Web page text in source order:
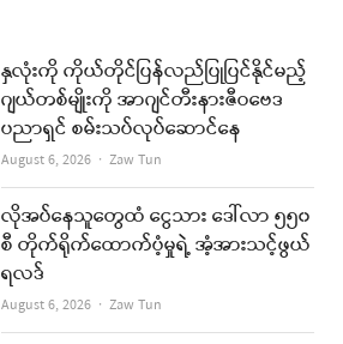
t
u
b
e
i
l
နှလုံးကို ကိုယ်တိုင်ပြန်လည်ပြုပြင်နိုင်မည့်
ဂျယ်တစ်မျိုးကို အာဂျင်တီးနားဇီဝဗေဒ
ပညာရှင် စမ်းသပ်လုပ်ဆောင်နေ
August 6, 2026 Author
Zaw Tun
လိုအပ်နေသူတွေထံ ငွေသား ဒေါ်လာ ၅၅၀
စီ တိုက်ရိုက်ထောက်ပံ့မှုရဲ့ အံ့အားသင့်ဖွယ်
ရလဒ်
August 6, 2026 Author
Zaw Tun